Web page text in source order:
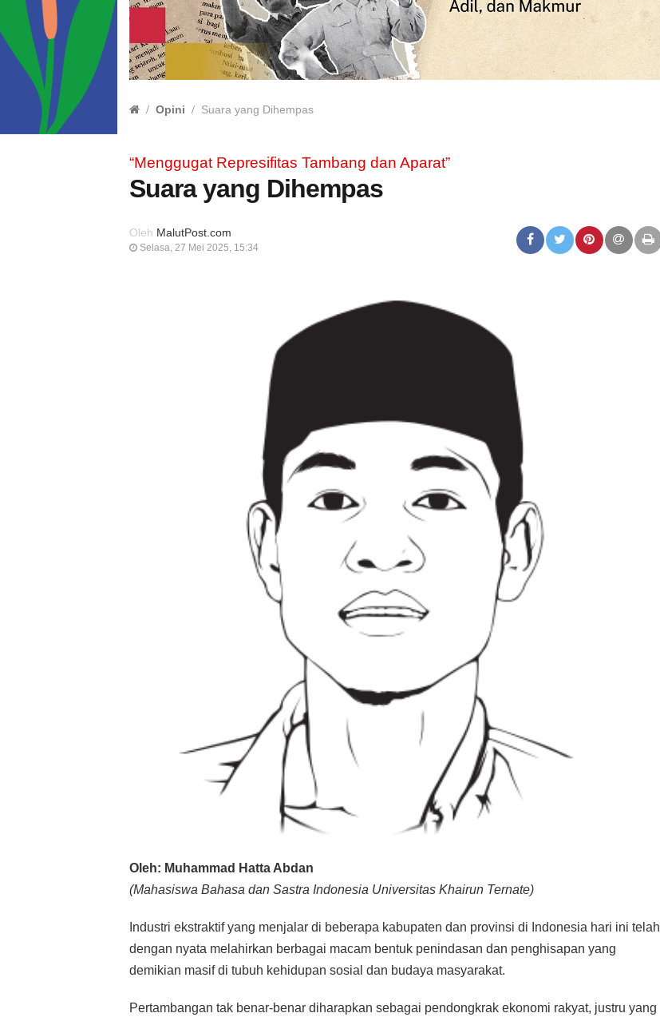
Opini Suara yang Dihempas
“Menggugat Represifitas Tambang dan Aparat”
Suara yang Dihempas
Oleh MalutPost.com
Selasa, 27 Mei 2025, 15:34
Oleh: Muhammad Hatta Abdan
(Mahasiswa Bahasa dan Sastra Indonesia Universitas Khairun Ternate)
Industri ekstraktif yang menjalar di beberapa kabupaten dan provinsi di Indonesia hari ini telah
dengan nyata melahirkan berbagai macam bentuk penindasan dan penghisapan yang
demikian masif di tubuh kehidupan sosial dan budaya masyarakat.
Pertambangan tak benar-benar diharapkan sebagai pendongkrak ekonomi rakyat, justru yang